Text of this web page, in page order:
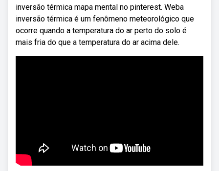
inversão térmica mapa mental no pinterest. Weba
inversão térmica é um fenômeno meteorológico que
ocorre quando a temperatura do ar perto do solo é
mais fria do que a temperatura do ar acima dele.